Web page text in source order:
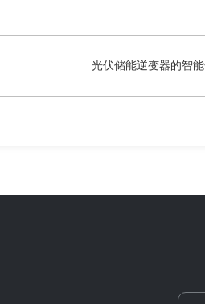
光伏储能逆变器的智